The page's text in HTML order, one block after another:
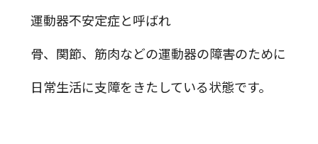
運動器不安定症と呼ばれ
骨、関節、筋肉などの運動器の障害のために
日常生活に支障をきたしている状態です。